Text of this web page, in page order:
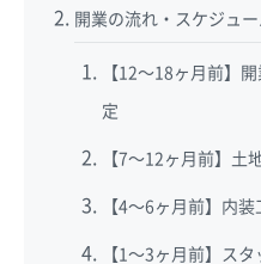
開業の流れ・スケジュー
【12〜18ヶ月前】
定
【7〜12ヶ月前】土
【4〜6ヶ月前】内
【1〜3ヶ月前】ス